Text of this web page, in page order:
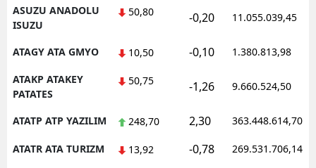
ASUZU ANADOLU
ISUZU
50,80 -0,20 11.055.039,45
ATAGY ATA GMYO 10,50 -0,10 1.380.813,98
ATAKP ATAKEY
PATATES
50,75 -1,26 9.660.524,50
ATATP ATP YAZILIM 248,70 2,30 363.448.614,70
ATATR ATA TURIZM 13,92 -0,78 269.531.706,14